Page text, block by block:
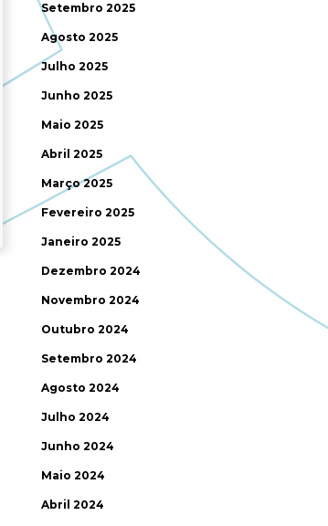
Setembro 2025
Agosto 2025
Julho 2025
Junho 2025
Maio 2025
Abril 2025
Março 2025
Fevereiro 2025
Janeiro 2025
Dezembro 2024
Novembro 2024
Outubro 2024
Setembro 2024
Agosto 2024
Julho 2024
Junho 2024
Maio 2024
Abril 2024